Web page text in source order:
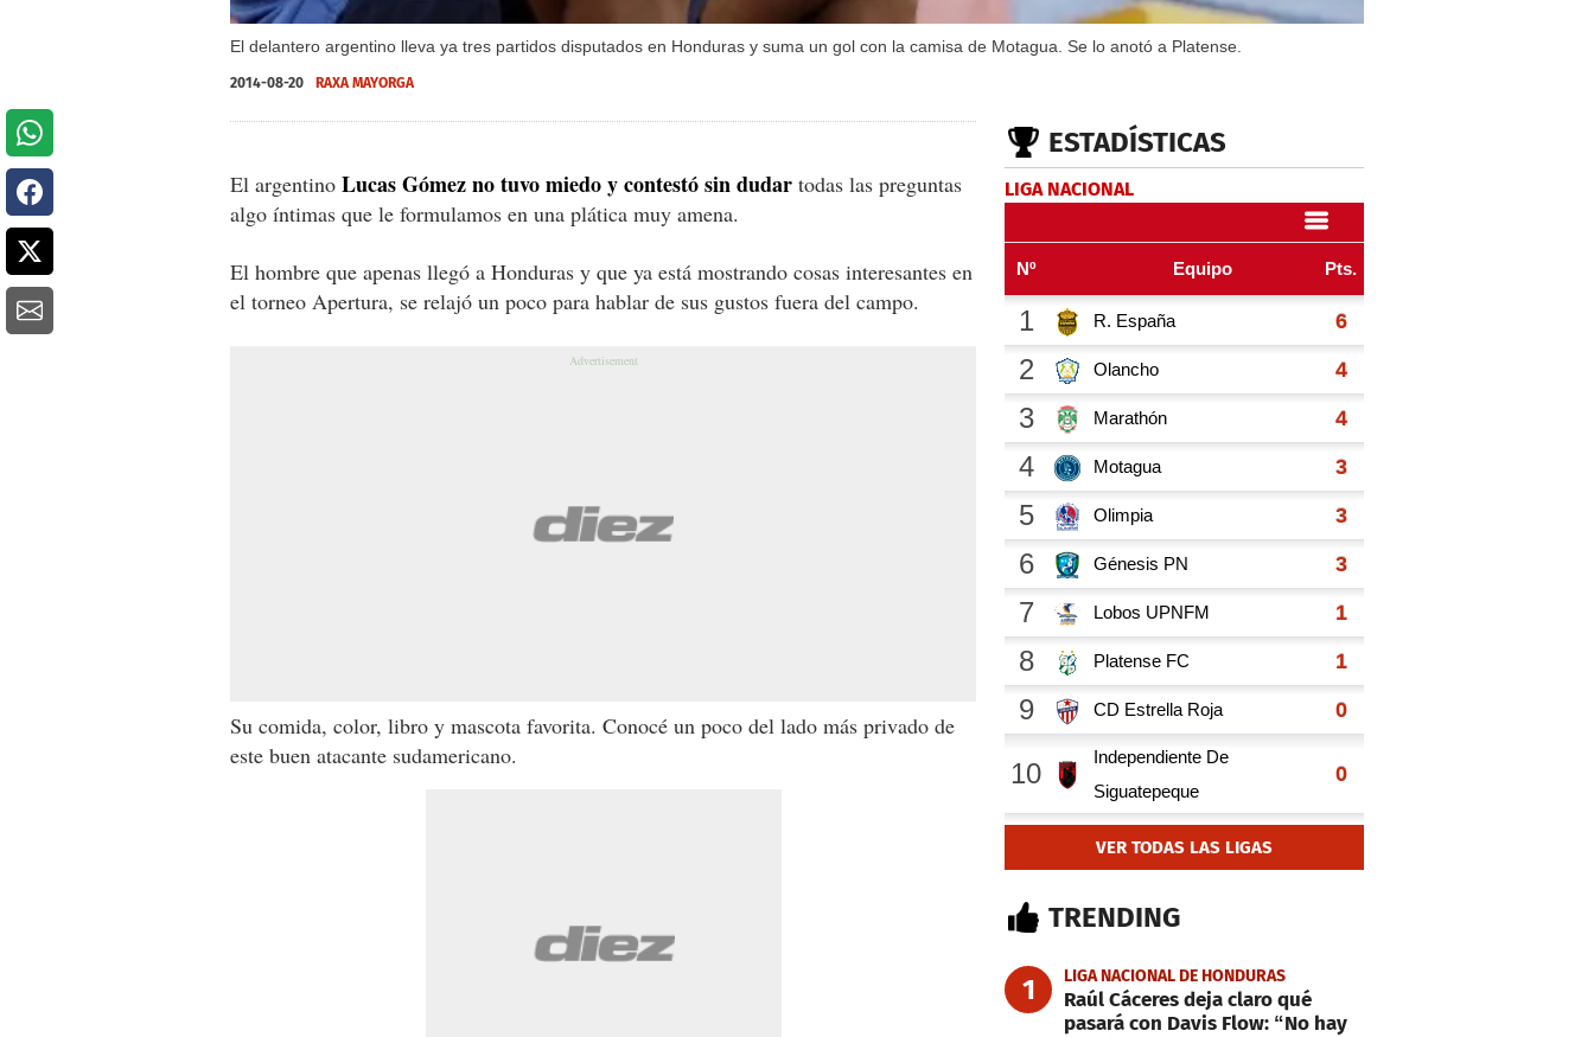
El delantero argentino lleva ya tres partidos disputados en Honduras y suma un gol con la camisa de Motagua. Se lo anotó a Platense.
2014-08-20 RAXA MAYORGA
El argentino Lucas Gómez no tuvo miedo y contestó sin dudar todas las preguntas
algo íntimas que le formulamos en una plática muy amena.
El hombre que apenas llegó a Honduras y que ya está mostrando cosas interesantes en
el torneo Apertura, se relajó un poco para hablar de sus gustos fuera del campo.
Su comida, color, libro y mascota favorita. Conocé un poco del lado más privado de
este buen atacante sudamericano.
ESTADÍSTICAS
LIGA NACIONAL
VER TODAS LAS LIGAS
TRENDING
1 LIGA NACIONAL DE HONDURAS
Raúl Cáceres deja claro qué
pasará con Davis Flow: “No hay